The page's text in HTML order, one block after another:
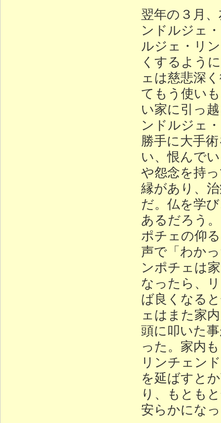
翌年の３月
ンドルジェ
ルジェ・リ
くするよう
ェは慈悲深
てもう使い
い家に引っ
ンドルジェ
勝手に大手
い、恨んで
や怨念を持
縁があり、
だ。仏を学
あるだろう
ポチェの仰
声で「わか
ンポチェは
なったら、
ば良くなる
ェはまた家
頭に叩いた
った。家内
リンチェン
を延ばすと
り、もとも
安らかにな